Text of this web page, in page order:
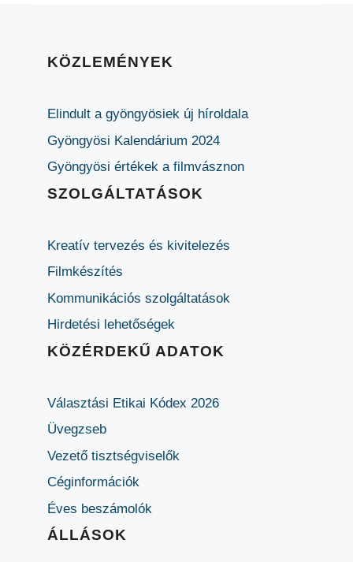
KÖZLEMÉNYEK
Elindult a gyöngyösiek új híroldala
Gyöngyösi Kalendárium 2024
Gyöngyösi értékek a filmvásznon
SZOLGÁLTATÁSOK
Kreatív tervezés és kivitelezés
Filmkészítés
Kommunikációs szolgáltatások
Hirdetési lehetőségek
KÖZÉRDEKŰ ADATOK
Választási Etikai Kódex 2026
Üvegzseb
Vezető tisztségviselők
Céginformációk
Éves beszámolók
ÁLLÁSOK